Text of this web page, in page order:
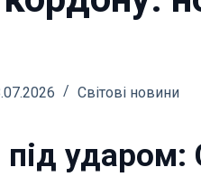
Світові новини